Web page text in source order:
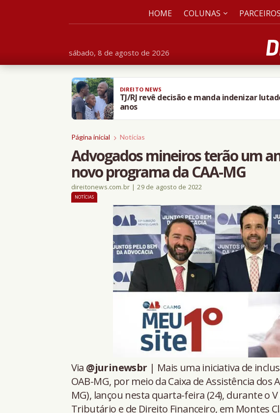
sábado, 8 de agosto de 2026
HOME COLUNAS PARCEIROS
DIREITO NEWS
TJ/RJ revê decisão e manda indenizar
anos
Página inicial Notícias
Advogados mineiros terão um
novo programa da CAA-MG
direitonews.com.br | 29 de agosto de 2022
NOTÍCIAS
Via @jurinewsbr | Mais uma iniciativa de
OAB-MG, por meio da Caixa de Assistência dos
MG), lançou nesta quarta-feira (24), durante o
Tributário e de Direito Financeiro, em Montes